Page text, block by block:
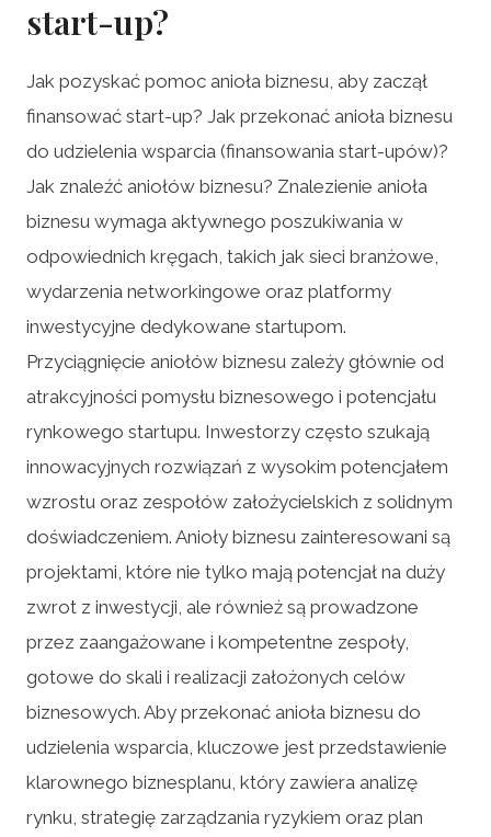
start-up?
Jak pozyskać pomoc anioła biznesu, aby zaczął
finansować start-up? Jak przekonać anioła biznesu
do udzielenia wsparcia (finansowania start-upów)?
Jak znaleźć aniołów biznesu? Znalezienie anioła
biznesu wymaga aktywnego poszukiwania w
odpowiednich kręgach, takich jak sieci branżowe,
wydarzenia networkingowe oraz platformy
inwestycyjne dedykowane startupom.
Przyciągnięcie aniołów biznesu zależy głównie od
atrakcyjności pomysłu biznesowego i potencjału
rynkowego startupu. Inwestorzy często szukają
innowacyjnych rozwiązań z wysokim potencjałem
wzrostu oraz zespołów założycielskich z solidnym
doświadczeniem. Anioły biznesu zainteresowani są
projektami, które nie tylko mają potencjał na duży
zwrot z inwestycji, ale również są prowadzone
przez zaangażowane i kompetentne zespoły,
gotowe do skali i realizacji założonych celów
biznesowych. Aby przekonać anioła biznesu do
udzielenia wsparcia, kluczowe jest przedstawienie
klarownego biznesplanu, który zawiera analizę
rynku, strategię zarządzania ryzykiem oraz plan